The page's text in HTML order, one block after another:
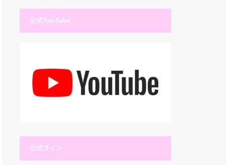
公式YouTube
公式ライン